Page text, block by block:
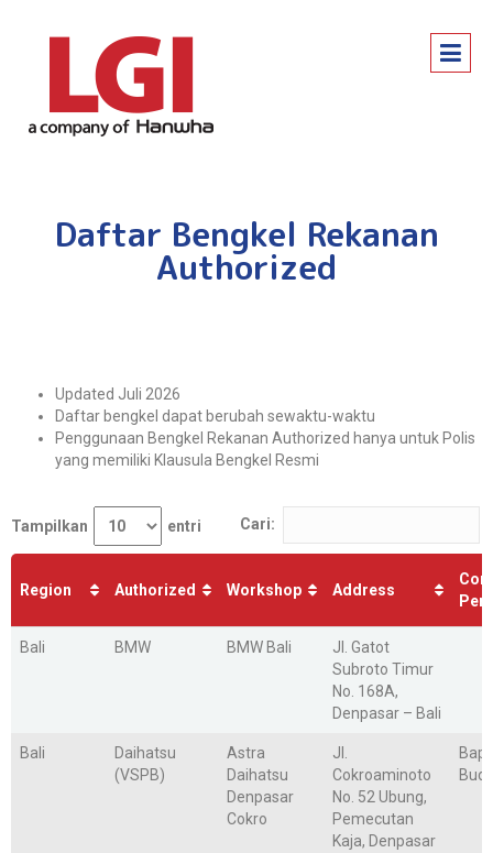
Daftar Bengkel Rekanan
Authorized
Updated Juli 2026
Daftar bengkel dapat berubah sewaktu-waktu
Penggunaan Bengkel Rekanan Authorized hanya untuk Polis
yang memiliki Klausula Bengkel Resmi
Tampilkan entri Cari:
Region Authorized Workshop Address
Bali BMW BMW Bali
Jl. Gatot
Subroto Timur
No. 168A,
Denpasar – Bali
Bali
Daihatsu
(VSPB)
Astra
Daihatsu
Denpasar
Cokro
Jl.
Cokroaminoto
No. 52 Ubung,
Pemecutan
Kaja, Denpasar